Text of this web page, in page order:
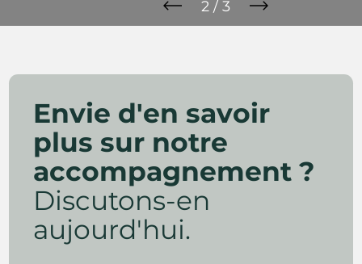
2 / 3
Envie d'en savoir
plus sur notre
accompagnement ?
Discutons-en
aujourd'hui.